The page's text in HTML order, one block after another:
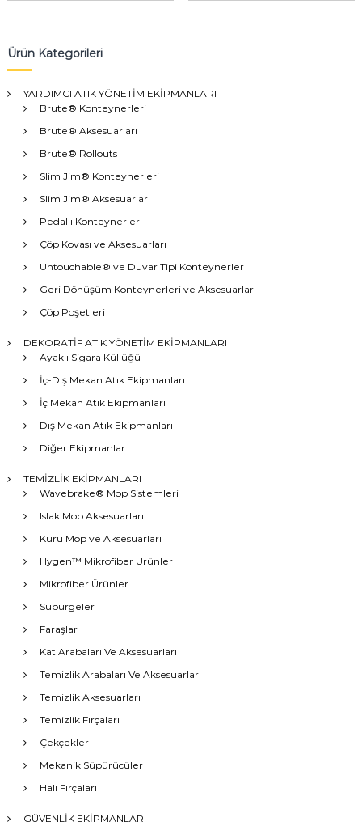
Ürün Kategorileri
YARDIMCI ATIK YÖNETİM EKİPMANLARI
Brute® Konteynerleri
Brute® Aksesuarları
Brute® Rollouts
Slim Jim® Konteynerleri
Slim Jim® Aksesuarları
Pedallı Konteynerler
Çöp Kovası ve Aksesuarları
Untouchable® ve Duvar Tipi Konteynerler
Geri Dönüşüm Konteynerleri ve Aksesuarları
Çöp Poşetleri
DEKORATİF ATIK YÖNETİM EKİPMANLARI
Ayaklı Sigara Küllüğü
İç-Dış Mekan Atık Ekipmanları
İç Mekan Atık Ekipmanları
Dış Mekan Atık Ekipmanları
Diğer Ekipmanlar
TEMİZLİK EKİPMANLARI
Wavebrake® Mop Sistemleri
Islak Mop Aksesuarları
Kuru Mop ve Aksesuarları
Hygen™ Mikrofiber Ürünler
Mikrofiber Ürünler
Süpürgeler
Faraşlar
Kat Arabaları Ve Aksesuarları
Temizlik Arabaları Ve Aksesuarları
Temizlik Aksesuarları
Temizlik Fırçaları
Çekçekler
Mekanik Süpürücüler
Halı Fırçaları
GÜVENLİK EKİPMANLARI